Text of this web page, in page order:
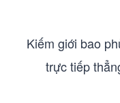
Kiếm giới bao
trực tiếp